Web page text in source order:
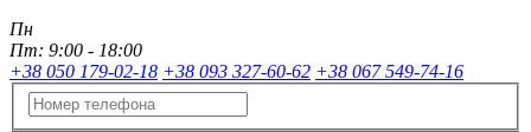
Пн
Пт: 9:00 - 18:00
+38 050 179-02-18 +38 093 327-60-62 +38 067 549-74-16